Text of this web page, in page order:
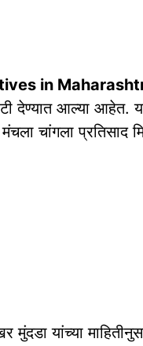
in
देण्यात आल्या आहेत.
चांगला
मुंदडा यांच्या